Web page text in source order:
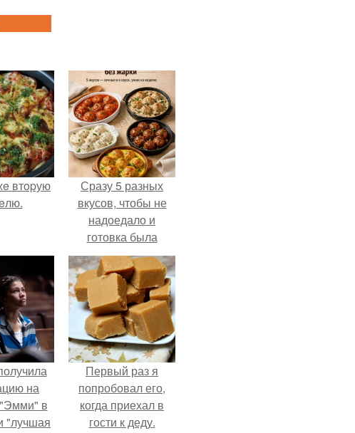
втopую
Сразу 5 разных
вкусов, чтобы не
надоедало и
готовка была
проще.
на
в
"лучшая
Первый раз я
попробовал его,
когда приехал в
гости к деду.